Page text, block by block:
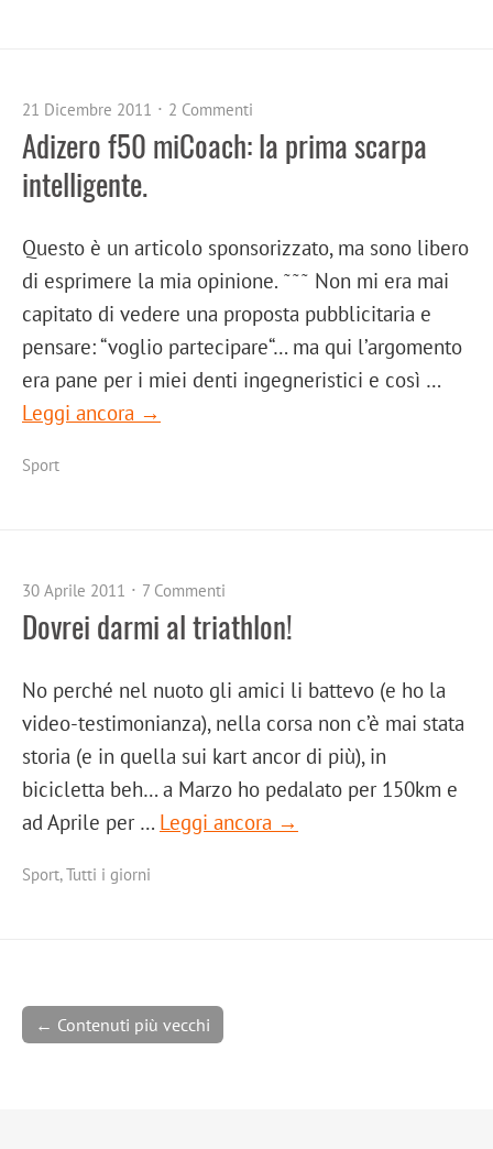
21 Dicembre 2011 2 Commenti
Adizero f50 miCoach: la prima scarpa
intelligente.
Questo è un articolo sponsorizzato, ma sono libero
di esprimere la mia opinione. ˜˜˜ Non mi era mai
capitato di vedere una proposta pubblicitaria e
pensare: “voglio partecipare“… ma qui l’argomento
era pane per i miei denti ingegneristici e così …
Leggi ancora →
Sport
30 Aprile 2011 7 Commenti
Dovrei darmi al triathlon!
No perché nel nuoto gli amici li battevo (e ho la
video-testimonianza), nella corsa non c’è mai stata
storia (e in quella sui kart ancor di più), in
bicicletta beh… a Marzo ho pedalato per 150km e
ad Aprile per … Leggi ancora →
Sport,Tutti i giorni
← Contenuti più vecchi